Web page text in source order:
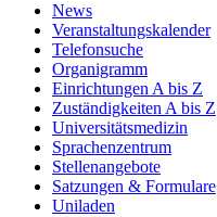
News
Veranstaltungskalender
Telefonsuche
Organigramm
Einrichtungen A bis Z
Zuständigkeiten A bis Z
Universitätsmedizin
Sprachenzentrum
Stellenangebote
Satzungen & Formulare
Uniladen